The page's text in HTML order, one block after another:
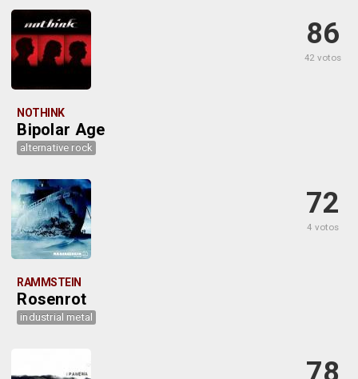
86
42 votos
NOTHINK
Bipolar Age
alternative rock
72
4 votos
RAMMSTEIN
Rosenrot
industrial metal